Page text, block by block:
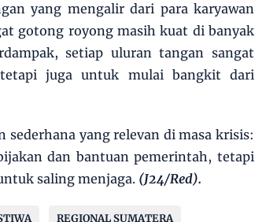
yang mengalir dari para karyawan
gotong royong masih kuat di banyak
setiap uluran tangan sangat
juga untuk mulai bangkit dari
sederhana yang relevan di masa krisis:
dan bantuan pemerintah, tetapi
saling menjaga.(J24/Red).
REGIONAL SUMATERA